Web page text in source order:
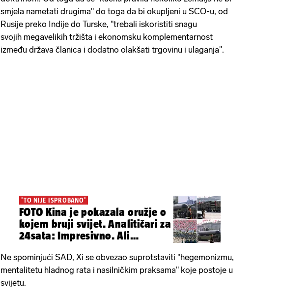
smjela nametati drugima" do toga da bi okupljeni u SCO-u, od
Rusije preko Indije do Turske, "trebali iskoristiti snagu
svojih megavelikih tržišta i ekonomsku komplementarnost
između država članica i dodatno olakšati trgovinu i ulaganja".
'TO NIJE ISPROBANO'
FOTO Kina je pokazala oružje o
kojem bruji svijet. Analitičari za
24sata: Impresivno. Ali
Ne spominjući SAD, Xi se obvezao suprotstaviti "hegemonizmu,
mentalitetu hladnog rata i nasilničkim praksama" koje postoje u
svijetu.